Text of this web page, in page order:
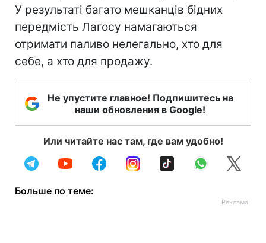
У результаті багато мешканців бідних
передмість Лагосу намагаються
отримати паливо нелегально, хто для
себе, а хто для продажу.
Не упустите главное! Подпишитесь на
наши обновления в Google!
Или читайте нас там, где вам удобно!
Больше по теме: